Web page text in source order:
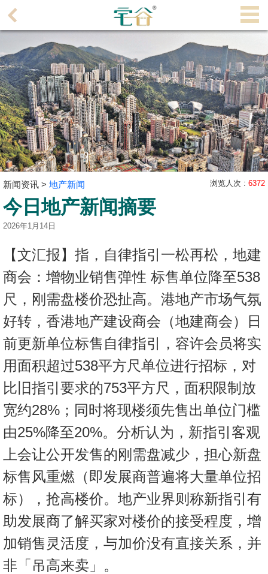
理
主
页
搵
楼/
成
交
业
主
放
盘
谷
按
揭
地
产
博
客
地
产
新
数
据
公
布
置
业
新闻资讯 > 地产新闻 浏览人次 : 6372
今日地产新闻摘要
2026年1月14日
【文汇报】指，自律指引一松再松，地建
商会：增物业销售弹性 标售单位降至538
尺，刚需盘楼价恐扯高。港地产市场气氛
好转，香港地产建设商会（地建商会）日
前更新单位标售自律指引，容许会员将实
用面积超过538平方尺单位进行招标，对
比旧指引要求的753平方尺，面积限制放
宽约28%；同时将现楼须先售出单位门槛
由25%降至20%。分析认为，新指引客观
上会让公开发售的刚需盘减少，担心新盘
标售风重燃（即发展商普遍将大量单位招
标），抢高楼价。地产业界则称新指引有
助发展商了解买家对楼价的接受程度，增
加销售灵活度，与加价没有直接关系，并
非「吊高来卖」。